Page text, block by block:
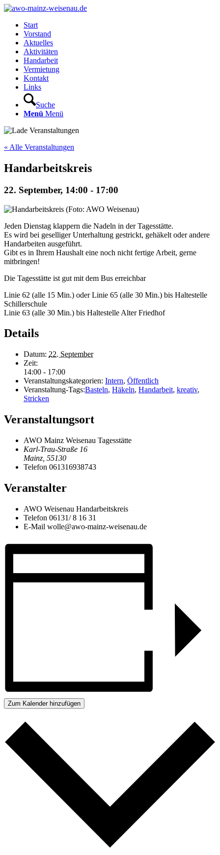
Start
Vorstand
Aktuelles
Aktivitäten
Handarbeit
Vermietung
Kontakt
Links
Suche
Menü Menü
« Alle Veranstaltungen
Handarbeitskreis
22. September, 14:00 - 17:00
Jeden Dienstag klappern die Nadeln in der Tagesstätte.
Es wird bei geselliger Unterhaltung gestrickt, gehäkelt oder andere
Handarbeiten ausgeführt.
Gibt es in Ihrem Haushalt eine noch nicht fertige Arbeit, gerne
mitbringen!
Die Tagesstätte ist gut mit dem Bus erreichbar
Linie 62 (alle 15 Min.) oder Linie 65 (alle 30 Min.) bis Haltestelle
Schillerschule
Linie 63 (alle 30 Min.) bis Haltestelle Alter Friedhof
Details
Datum: 22. September
Zeit:
14:00 - 17:00
Veranstaltungskategorien: Intern, Öffentlich
Veranstaltung-Tags:Basteln, Häkeln, Handarbeit, kreativ,
Stricken
Veranstaltungsort
AWO Mainz Weisenau Tagesstätte
Karl-Trau-Straße 16
Mainz 55130
Telefon 061316938743
Veranstalter
AWO Weisenau Handarbeitskreis
Telefon 06131/ 8 16 31
E-Mail wolle@awo-mainz-weisenau.de
Zum Kalender hinzufügen